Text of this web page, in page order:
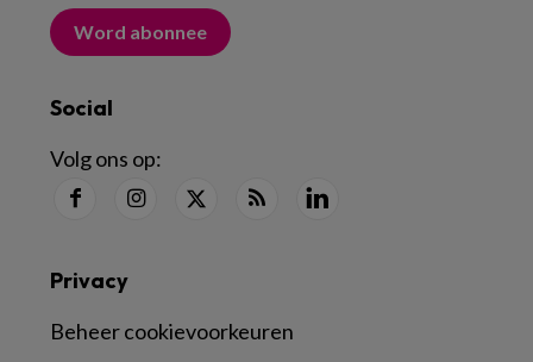
Word abonnee
Social
Volg ons op:
Privacy
Beheer cookievoorkeuren